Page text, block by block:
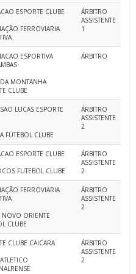
ESPORTE CLUBE
FERROVIARIA
ÁRBITRO
ASSISTENTE
1
ESPORTIVA
MONTANHA
CLUBE
ÁRBITRO
LUCAS ESPORTE
FUTEBOL CLUBE
ÁRBITRO
ASSISTENTE
2
ESPORTE CLUBE
FUTEBOL CLUBE
ÁRBITRO
ASSISTENTE
2
FERROVIARIA
NOVO ORIENTE
CLUBE
ÁRBITRO
ASSISTENTE
2
CLUBE CAICARA
ÁRBITRO
ASSISTENTE
2